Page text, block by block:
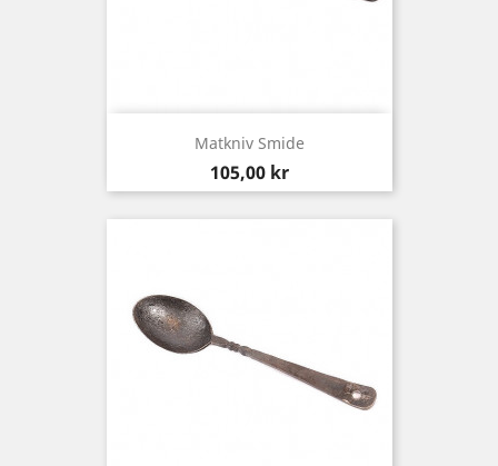
Matkniv Smide
Pris
105,00 kr